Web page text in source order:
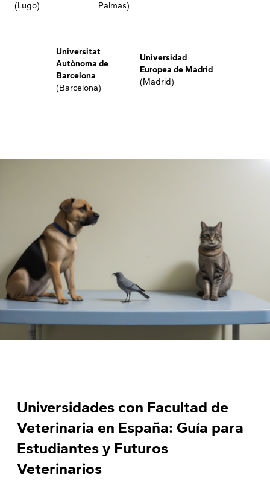
(Lugo)
Palmas)
Universitat
Autònoma de
Barcelona
(Barcelona)
Universidad
Europea de Madrid
(Madrid)
Universidades con Facultad de
Veterinaria en España: Guía para
Estudiantes y Futuros
Veterinarios